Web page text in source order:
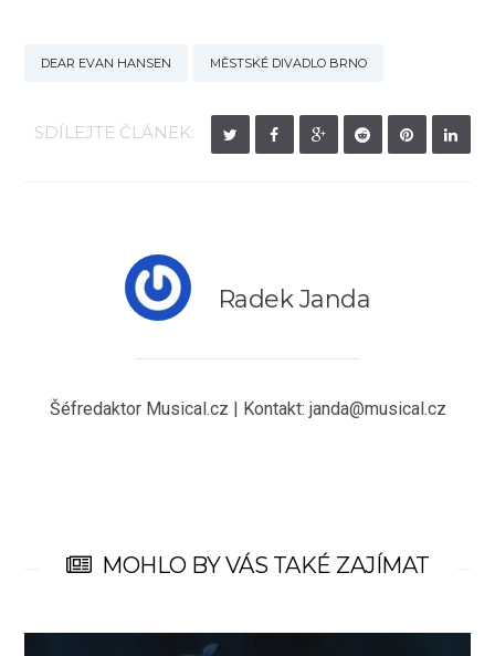
DEAR EVAN HANSEN MĚSTSKÉ DIVADLO BRNO
SDÍLEJTE ČLÁNEK:
Radek Janda
Šéfredaktor Musical.cz | Kontakt: janda@musical.cz
MOHLO BY VÁS TAKÉ ZAJÍMAT